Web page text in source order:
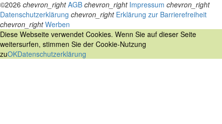
©2026 chevron_right AGB chevron_right Impressum chevron_right
Datenschutzerklärung chevron_right Erklärung zur Barrierefreiheit
chevron_right Werben
Diese Webseite verwendet Cookies. Wenn Sie auf dieser Seite
weitersurfen, stimmen Sie der Cookie-Nutzung
zuOKDatenschutzerklärung